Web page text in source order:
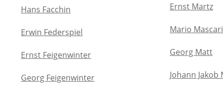
Hans Facchin
Erwin Federspiel
Ernst Feigenwinter
Georg Feigenwinter
Ernst Martz
Mario
Georg Matt
Johann Jakob